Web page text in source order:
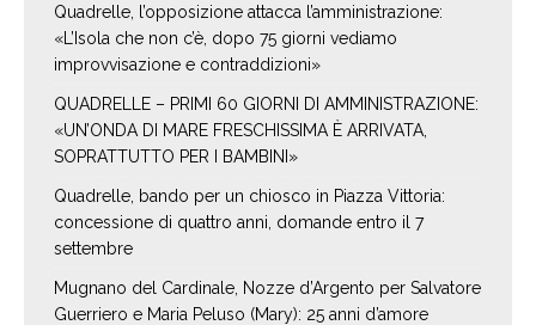
Quadrelle, l’opposizione attacca l’amministrazione:
«L’Isola che non c’è, dopo 75 giorni vediamo
improvvisazione e contraddizioni»
QUADRELLE – PRIMI 60 GIORNI DI AMMINISTRAZIONE:
«UN’ONDA DI MARE FRESCHISSIMA È ARRIVATA,
SOPRATTUTTO PER I BAMBINI»
Quadrelle, bando per un chiosco in Piazza Vittoria:
concessione di quattro anni, domande entro il 7
settembre
Mugnano del Cardinale, Nozze d’Argento per Salvatore
Guerriero e Maria Peluso (Mary): 25 anni d’amore